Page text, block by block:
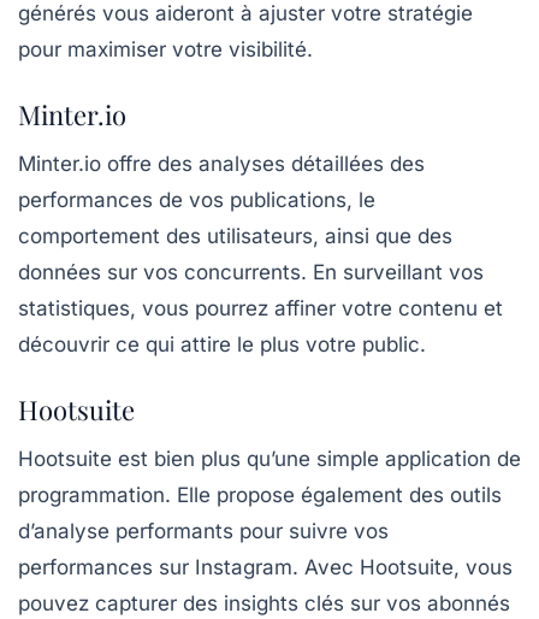
générés vous aideront à ajuster votre stratégie
pour maximiser votre visibilité.
Minter.io
Minter.io offre des analyses détaillées des
performances de vos publications, le
comportement des utilisateurs, ainsi que des
données sur vos concurrents. En surveillant vos
statistiques, vous pourrez affiner votre contenu et
découvrir ce qui attire le plus votre public.
Hootsuite
Hootsuite est bien plus qu’une simple application de
programmation. Elle propose également des outils
d’analyse performants pour suivre vos
performances sur Instagram. Avec Hootsuite, vous
pouvez capturer des insights clés sur vos abonnés